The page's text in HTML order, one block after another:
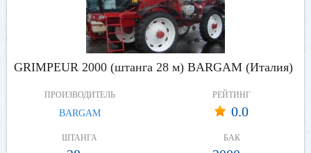
GRIMPEUR 2000 (штанга 28 м) BARGAM (Италия)
ПРОИЗВОДИТЕЛЬ
BARGAM
РЕЙТИНГ
0.0
ШТАНГА БАК